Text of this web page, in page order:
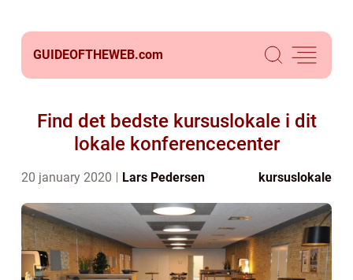
GUIDEOFTHEWEB.com
Find det bedste kursuslokale i dit
lokale konferencecenter
20 january 2020 Lars Pedersen kursuslokale